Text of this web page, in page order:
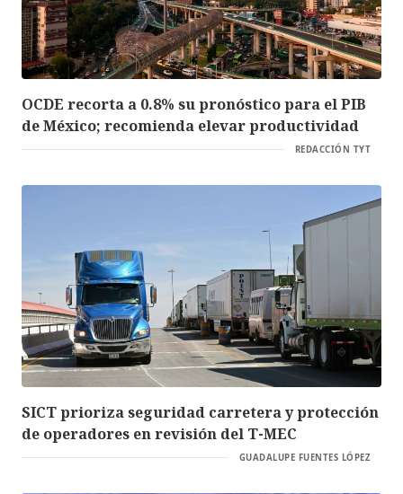
OCDE recorta a 0.8% su pronóstico para el PIB
de México; recomienda elevar productividad
REDACCIÓN TYT
SICT prioriza seguridad carretera y protección
de operadores en revisión del T-MEC
GUADALUPE FUENTES LÓPEZ